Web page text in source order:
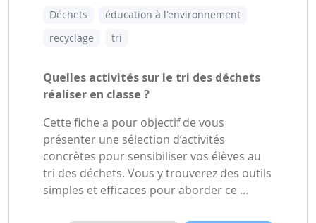
Déchets
éducation à l'environnement
recyclage
tri
Quelles activités sur le tri des déchets
réaliser en classe ?
Cette fiche a pour objectif de vous
présenter une sélection d’activités
concrètes pour sensibiliser vos élèves au
tri des déchets. Vous y trouverez des outils
simples et efficaces pour aborder ce …